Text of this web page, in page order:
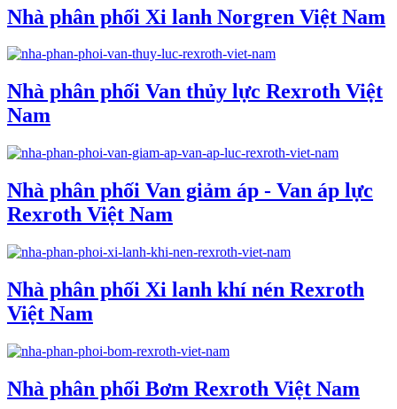
Nhà phân phối Xi lanh Norgren Việt Nam
Nhà phân phối Van thủy lực Rexroth Việt
Nam
Nhà phân phối Van giảm áp - Van áp lực
Rexroth Việt Nam
Nhà phân phối Xi lanh khí nén Rexroth
Việt Nam
Nhà phân phối Bơm Rexroth Việt Nam